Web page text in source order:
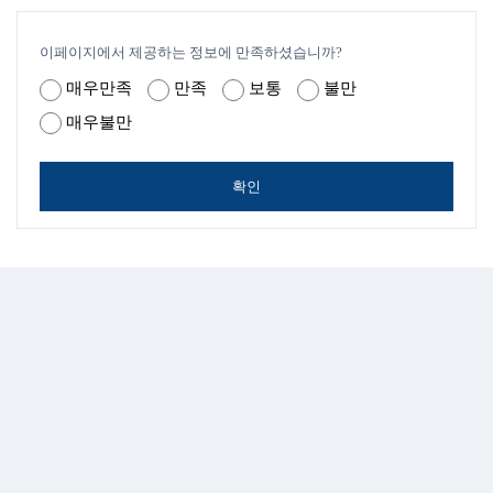
이페이지에서 제공하는 정보에 만족하셨습니까?
매우만족 만족 보통
불만
매우불만
확인